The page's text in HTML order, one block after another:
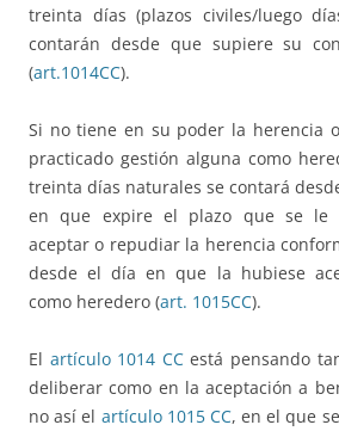
treinta días (plazos civiles/luego
contarán desde que supiere su
(art.1014CC).
Si no tiene en su poder la herencia
practicado gestión alguna como
treinta días naturales se contará
en que expire el plazo que se le
aceptar o repudiar la herencia
desde el día en que la hubiese
como heredero (art. 1015CC).
El artículo 1014 CCestá pensando
deliberar como en la aceptación a
no así el artículo 1015 CC, en el que